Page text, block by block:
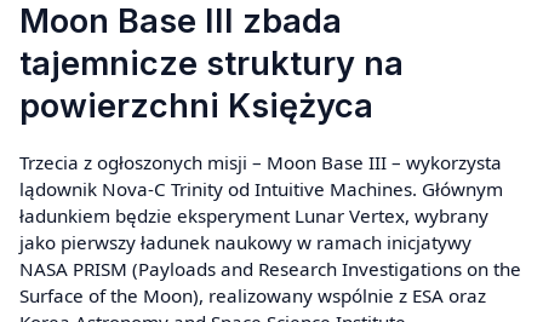
Moon Base III zbada
tajemnicze struktury na
powierzchni Księżyca
Trzecia z ogłoszonych misji – Moon Base III – wykorzysta
lądownik Nova-C Trinity od Intuitive Machines. Głównym
ładunkiem będzie eksperyment Lunar Vertex, wybrany
jako pierwszy ładunek naukowy w ramach inicjatywy
NASA PRISM (Payloads and Research Investigations on the
Surface of the Moon), realizowany wspólnie z ESA oraz